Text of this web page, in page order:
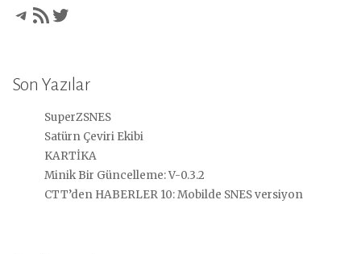
Telegram
RSS akışıTwitter
Son Yazılar
SuperZSNES
Satürn Çeviri Ekibi
KARTİKA
Minik Bir Güncelleme: V-0.3.2
CTT’den HABERLER 10: Mobilde SNES versiyon